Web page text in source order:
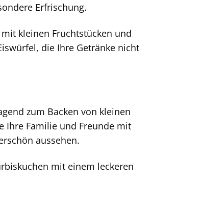
Erfrischung.
kleinen Fruchtstücken und
die Ihre Getränke nicht
zum Backen von kleinen
Ihre Familie und Freunde mit
aussehen.
mit einem leckeren